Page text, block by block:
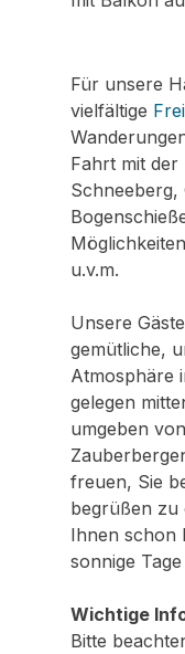
Für unsere
vielfältige
Fahrt mit
Schneeberg,
u.v.m.
Unsere
gemütliche,
Atmosphäre
gelegen
umgeben
freuen, Sie
begrüßen zu
Ihnen schon
sonnige
Wichtige
Bitte